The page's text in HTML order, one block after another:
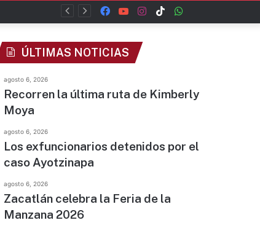
TikTok
Instagram
YouTube
Facebook
ÚLTIMAS NOTICIAS
agosto 6, 2026
Recorren la última ruta de Kimberly
Moya
agosto 6, 2026
Los exfuncionarios detenidos por el
caso Ayotzinapa
agosto 6, 2026
Zacatlán celebra la Feria de la
Manzana 2026